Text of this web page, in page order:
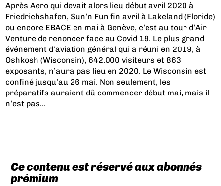
Après Aero qui devait alors lieu début avril 2020 à
Friedrichshafen, Sun’n Fun fin avril à Lakeland (Floride)
ou encore EBACE en mai à Genève, c’est au tour d’Air
Venture de renoncer face au Covid 19. Le plus grand
événement d’aviation général qui a réuni en 2019, à
Oshkosh (Wisconsin), 642.000 visiteurs et 863
exposants, n’aura pas lieu en 2020. Le Wisconsin est
confiné jusqu’au 26 mai. Non seulement, les
préparatifs auraient dû commencer début mai, mais il
n’est pas...
Ce contenu est réservé aux abonnés
prémium